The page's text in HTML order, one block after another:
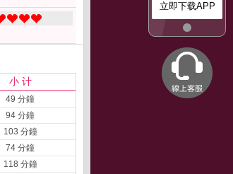
立即下载APP
小 计
49 分鐘
94 分鐘
103 分鐘
74 分鐘
118 分鐘